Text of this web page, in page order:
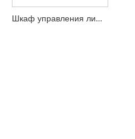
Шкаф управления лифтом